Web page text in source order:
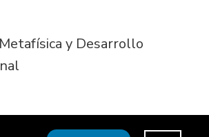
y Desarrollo